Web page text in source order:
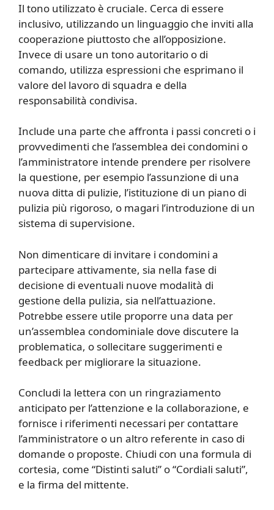
Il tono utilizzato è cruciale. Cerca di essere
inclusivo, utilizzando un linguaggio che inviti alla
cooperazione piuttosto che all’opposizione.
Invece di usare un tono autoritario o di
comando, utilizza espressioni che esprimano il
valore del lavoro di squadra e della
responsabilità condivisa.
Include una parte che affronta i passi concreti o i
provvedimenti che l’assemblea dei condomini o
l’amministratore intende prendere per risolvere
la questione, per esempio l’assunzione di una
nuova ditta di pulizie, l’istituzione di un piano di
pulizia più rigoroso, o magari l’introduzione di un
sistema di supervisione.
Non dimenticare di invitare i condomini a
partecipare attivamente, sia nella fase di
decisione di eventuali nuove modalità di
gestione della pulizia, sia nell’attuazione.
Potrebbe essere utile proporre una data per
un’assemblea condominiale dove discutere la
problematica, o sollecitare suggerimenti e
feedback per migliorare la situazione.
Concludi la lettera con un ringraziamento
anticipato per l’attenzione e la collaborazione, e
fornisce i riferimenti necessari per contattare
l’amministratore o un altro referente in caso di
domande o proposte. Chiudi con una formula di
cortesia, come “Distinti saluti” o “Cordiali saluti”,
e la firma del mittente.